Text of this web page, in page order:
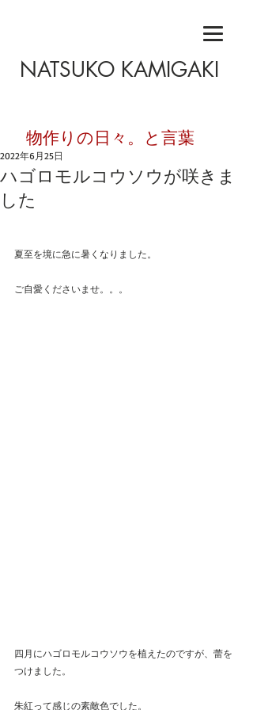
NATSUKO KAMIGAKI
​物作りの日々。と言葉
ハゴロモルコウソウが咲きま
した
2022年6月25日
夏至を境に急に暑くなりました。
ご自愛くださいませ。。。
四月にハゴロモルコウソウを植えたのですが、蕾を
つけました。
朱紅って感じの素敵色でした。